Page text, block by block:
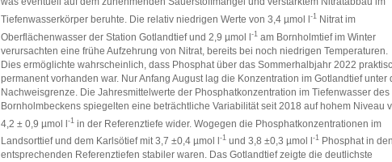
Tiefenwasserkörper beruhte. Die relativ niedrigen Werte von 3,4 µmol l-1 Nitrat im
Oberflächenwasser der Station Gotlandtief und 2,9 µmol l-1 am Bornholmtief im Winter
verursachten eine frühe Aufzehrung von Nitrat, bereits bei noch niedrigen Temperaturen.
Dies ermöglichte wahrscheinlich, dass Phosphat über das Sommerhalbjahr 2022
permanent vorhanden war. Nur Anfang August lag die Konzentration im Gotlandtief unter
Nachweisgrenze. Die Jahresmittelwerte der Phosphatkonzentration im Tiefenwasser des
Bornholmbeckens spiegelten eine beträchtliche Variabilität seit 2018 auf hohem Niveau
4,2 ± 0,9 µmol l-1 in der Referenztiefe wider. Wogegen die Phosphatkonzentrationen im
Landsorttief und dem Karlsötief mit 3,7 ±0,4 µmol l
-1 und 3,8 ±0,3 µmol l -1 Phosphat in den
entsprechenden Referenztiefen stabiler waren. Das Gotlandtief zeigte die deutlichste